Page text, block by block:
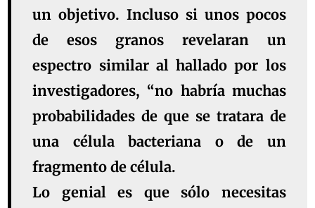
un objetivo. Incluso si unos pocos
de esos granos revelaran un
espectro similar al hallado por los
investigadores, “no habría muchas
probabilidades de que se tratara de
una célula bacteriana o de un
fragmento de célula.
Lo genial es que sólo necesitas